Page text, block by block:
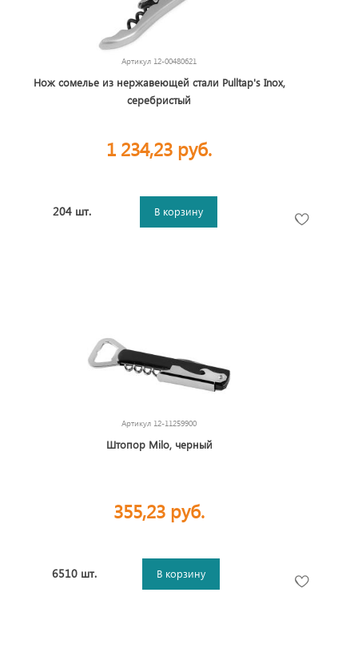
Артикул 12-00480621
Нож сомелье из нержавеющей стали Pulltap's Inox,
серебристый
1 234,23 руб.
204 шт. В корзину
Артикул 12-11259900
Штопор Milo, черный
355,23 руб.
6510 шт. В корзину